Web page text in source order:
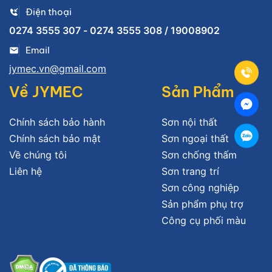
Điện thoại
0274 3555 307 - 0274 3555 308 / 19008902
Email
jymec.vn@gmail.com
Về JYMEC
Chính sách bảo hành
Chính sách bảo mật
Về chúng tôi
Liên hệ
Sản Phẩm
Sơn nội thất
Sơn ngoại thất
Sơn chống thấm
Sơn trang trí
Sơn công nghiệp
Sản phẩm phụ trợ
Công cụ phối màu